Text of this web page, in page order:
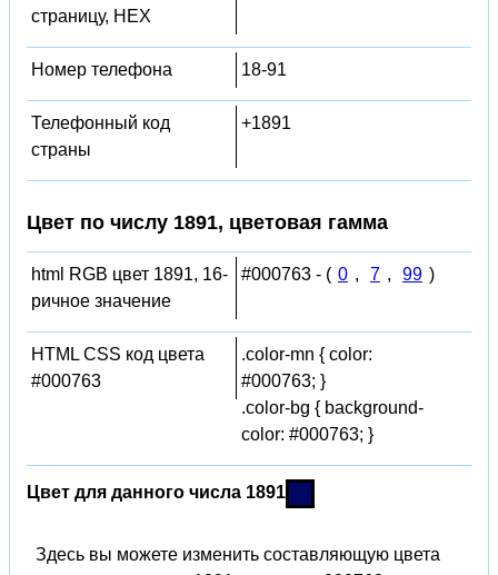
страницу, HEX
Номер телефона 18-91
Телефонный код
страны
+1891
Цвет по числу 1891, цветовая гамма
html RGB цвет 1891, 16-
ричное значение
#000763 - ( 0 , 7 , 99 )
HTML CSS код цвета
#000763
.color-mn { color:
#000763; }
.color-bg { background-
color: #000763; }
Цвет для данного числа 1891
Здесь вы можете изменить составляющую цвета